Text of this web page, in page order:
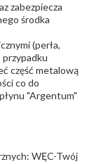
zabezpiecza
środka
(perła,
część metalową
co do
"Argentum"
WĘC-Twój